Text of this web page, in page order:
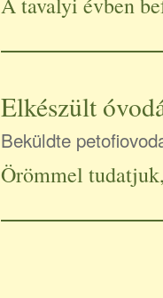
Elkészült
Beküldte
Örömmel